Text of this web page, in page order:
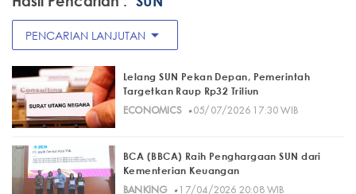
PENCARIAN LANJUTAN arrow_drop_down
Lelang SUN Pekan Depan, Pemerintah
Targetkan Raup Rp32 Triliun
ECONOMICS· 05/07/2026 17:30 WIB
BCA (BBCA) Raih Penghargaan SUN dari
Kementerian Keuangan
BANKING
17/04/2026 20:08 WIB